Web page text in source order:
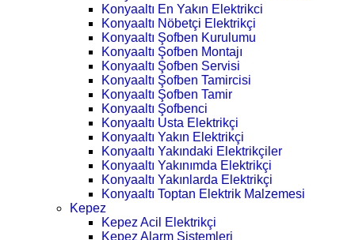
Konyaaltı En Yakın Elektrikci
Konyaaltı Nöbetçi Elektrikçi
Konyaaltı Şofben Kurulumu
Konyaaltı Şofben Montajı
Konyaaltı Şofben Servisi
Konyaaltı Şofben Tamircisi
Konyaaltı Şofben Tamir
Konyaaltı Şofbenci
Konyaaltı Usta Elektrikçi
Konyaaltı Yakın Elektrikçi
Konyaaltı Yakındaki Elektrikçiler
Konyaaltı Yakınımda Elektrikçi
Konyaaltı Yakınlarda Elektrikçi
Konyaaltı Toptan Elektrik Malzemesi
Kepez
Kepez Acil Elektrikçi
Kepez Alarm Sistemleri